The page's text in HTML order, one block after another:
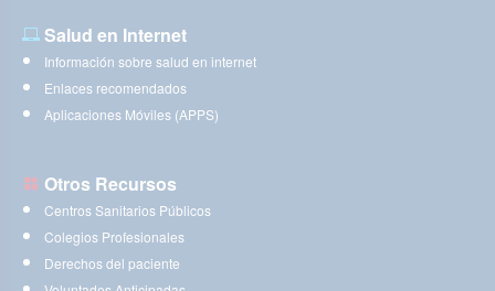
Salud en Internet
Información sobre salud en internet
Enlaces recomendados
Aplicaciones Móviles (APPS)
Otros Recursos
Centros Sanitarios Públicos
Colegios Profesionales
Derechos del paciente